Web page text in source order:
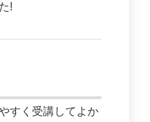
!
すく受講してよか